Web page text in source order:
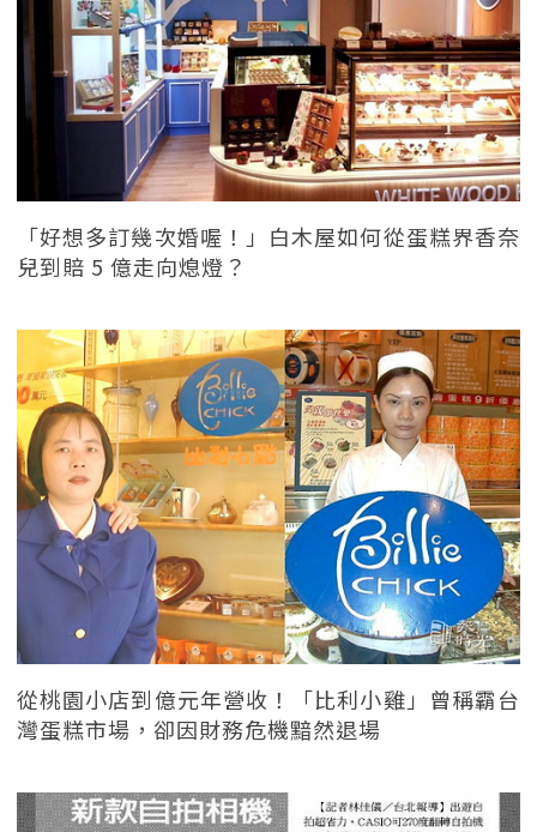
「好想多訂幾次婚喔！」白木屋如何從蛋糕界香奈
兒到賠 5 億走向熄燈？
從桃園小店到億元年營收！「比利小雞」曾稱霸台
灣蛋糕市場，卻因財務危機黯然退場